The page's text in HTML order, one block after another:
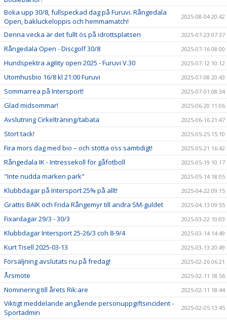
Boka upp 30/8, fullspeckad dag på Furuvi. Rångedala
Open, bakluckeloppis och hemmamatch!
2025-08-04 20:42
Denna vecka är det fullt ös på idrottsplatsen 2025-07-23 07:37
Rångedala Open - Discgolf 30/8 2025-07-16 08:00
Hundspektra agility open 2025 - Furuvi V.30 2025-07-12 10:12
Utomhusbio 16/8 kl 21:00 Furuvi 2025-07-08 20:43
Sommarrea på Intersport! 2025-07-01 08:34
Glad midsommar! 2025-06-20 11:06
Avslutning Cirkelträning/tabata 2025-06-16 21:47
Stort tack! 2025-05-25 15:10
Fira mors dag med bio – och stötta oss samtidigt! 2025-05-21 16:42
Rångedala IK - Intressekoll för gåfotboll 2025-05-19 10:17
"Inte nudda marken park" 2025-05-14 18:05
Klubbdagar på Intersport 25% på allt! 2025-04-22 09:15
Grattis BAIK och Frida Rångemyr till andra SM-guldet 2025-04-13 09:55
Fixardagar 29/3 - 30/3 2025-03-22 10:03
Klubbdagar Intersport 25-26/3 coh 8-9/4 2025-03-14 14:49
Kurt Tisell 2025-03-13 2025-03-13 20:49
Försäljning avslutats nu på fredag! 2025-02-26 06:21
Årsmöte 2025-02-11 18:56
Nominering till årets Rik:are 2025-02-11 18:44
Viktigt meddelande angående personuppgiftsincident -
Sportadmin
2025-02-05 13:45